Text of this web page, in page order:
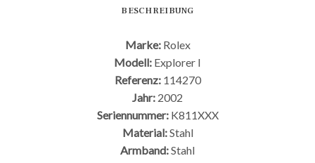
BESCHREIBUNG
Marke:Rolex
Modell: Explorer I
Referenz:114270
Jahr: 2002
Seriennummer:K811XXX
Material:Stahl
Armband:Stahl